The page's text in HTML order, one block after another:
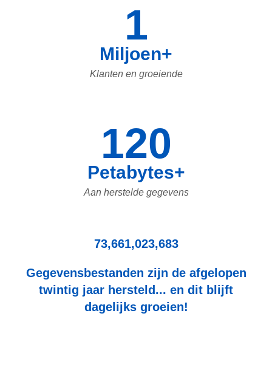
1
Miljoen+
Klanten en groeiende
120
Petabytes+
Aan herstelde gegevens
73,661,023,683
Gegevensbestanden zijn de afgelopen
twintig jaar hersteld... en dit blijft
dagelijks groeien!